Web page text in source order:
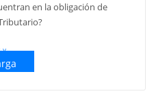
en la obligación de
y